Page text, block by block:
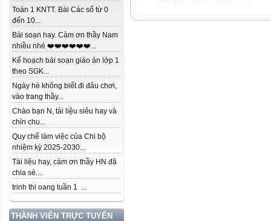
Toán 1 KNTT. Bài Các số từ 0
đến 10...
Bài soạn hay. Cảm ơn thầy Nam
nhiều nhé ❤️❤️❤️❤️❤️❤️...
Kế hoạch bài soạn giáo án lớp 1
theo SGK...
Ngày hè không biết đi đâu chơi,
vào trang thầy...
Chào bạn N, tài liệu siêu hay và
chỉn chu...
Quy chế làm việc của Chi bộ
nhiệm kỳ 2025-2030...
Tài liệu hay, cảm ơn thầy HN đã
chia sẻ....
trinh thi oang tuần 1 ...
THÀNH VIÊN TRỰC TUYẾN